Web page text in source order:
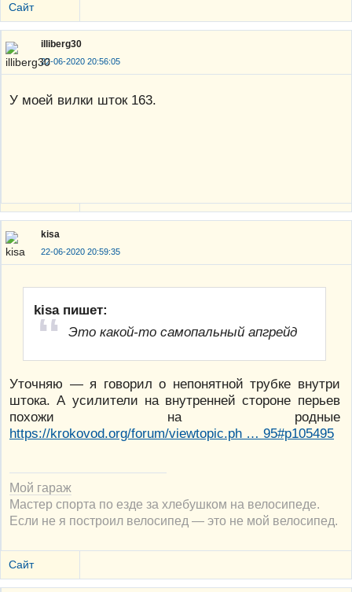
Сайт
illiberg30
22-06-2020 20:56:05
У моей вилки шток 163.
kisa
22-06-2020 20:59:35
kisa пишет:
Это какой-то самопальный апгрейд
Уточняю — я говорил о непонятной трубке внутри
штока. А усилители на внутренней стороне перьев
похожи на родные
https://krokovod.org/forum/viewtopic.ph … 95#p105495
Мой гараж
Мастер спорта по езде за хлебушком на велосипеде.
Если не я построил велосипед — это не мой велосипед.
Сайт